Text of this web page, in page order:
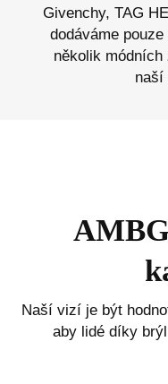
Givenchy, TAG
dodáváme
několik
naší
Naší vizí je být
aby lidé díky